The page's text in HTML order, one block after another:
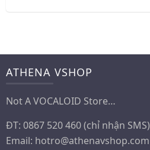
ATHENA VSHOP
Not A VOCALOID Store…
ĐT: 0867 520 460 (chỉ nhận SMS)
Email: hotro@athenavshop.com